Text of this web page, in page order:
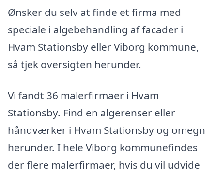
Ønsker du selv at finde et firma med
speciale i algebehandling af facader i
Hvam Stationsby eller Viborg kommune,
så tjek oversigten herunder.
Vi fandt 36 malerfirmaer i Hvam
Stationsby. Find en algerenser eller
håndværker i Hvam Stationsby og omegn
herunder. I hele Viborg kommunefindes
der flere malerfirmaer, hvis du vil udvide